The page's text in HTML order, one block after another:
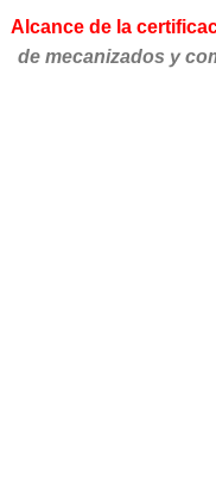
Alcance de la
de mecanizados y